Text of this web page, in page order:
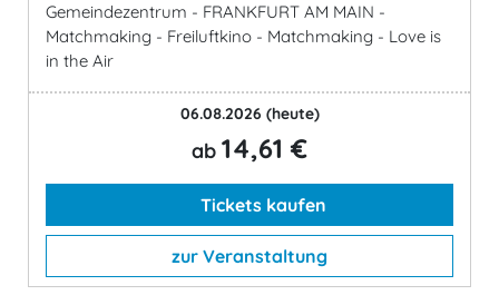
Gemeindezentrum - FRANKFURT AM MAIN -
Matchmaking - Freiluftkino - Matchmaking - Love is
in the Air
06.08.2026 (heute)
ab 14,61 €
Tickets kaufen
zur Veranstaltung